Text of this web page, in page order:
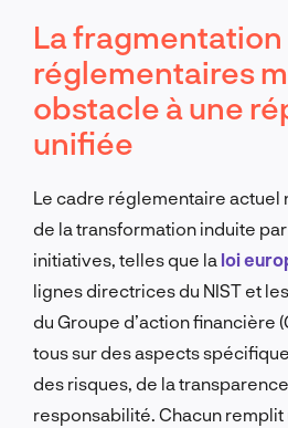
La
réglementaires
obstacle à une
unifiée
Le cadre réglementaire actuel
de la transformation induite par
initiatives, telles que la loi
lignes directrices du NIST et
du Groupe d’action financière
tous sur des aspects
des risques, de la
responsabilité. Chacun